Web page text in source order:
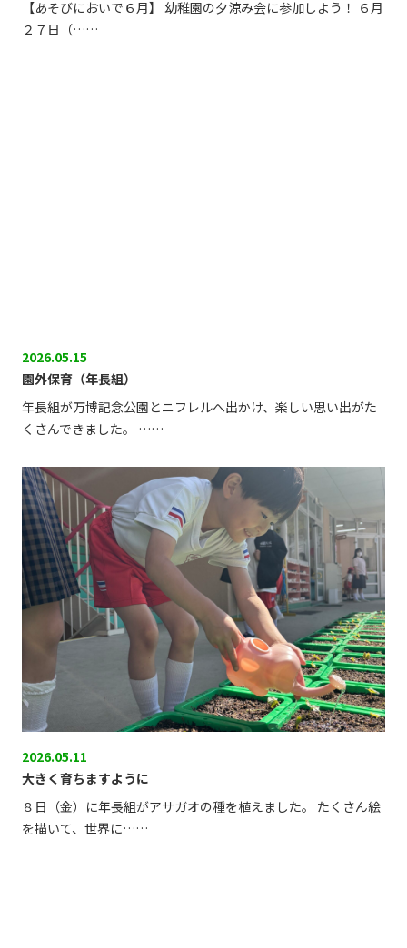
【あそびにおいで６月】 幼稚園の夕涼み会に参加しよう！ ６月
２７日（……
2026.05.15
園外保育（年長組）
年長組が万博記念公園とニフレルへ出かけ、楽しい思い出がた
くさんできました。 ……
2026.05.11
大きく育ちますように
８日（金）に年長組がアサガオの種を植えました。 たくさん絵
を描いて、世界に……